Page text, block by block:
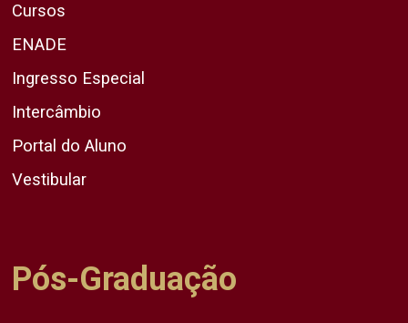
Cursos
ENADE
Ingresso Especial
Intercâmbio
Portal do Aluno
Vestibular
Pós-Graduação